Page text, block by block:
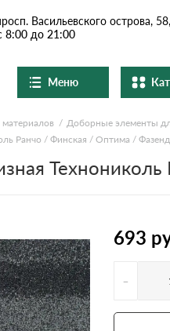
Васильевского острова,
8:00 до 21:00
Меню
Ондулин и шифер
Цементно-песчаная черепица
Доборные элементы
материалов Доборные элементы
Ранчо / Финская / Оптима /
693
-